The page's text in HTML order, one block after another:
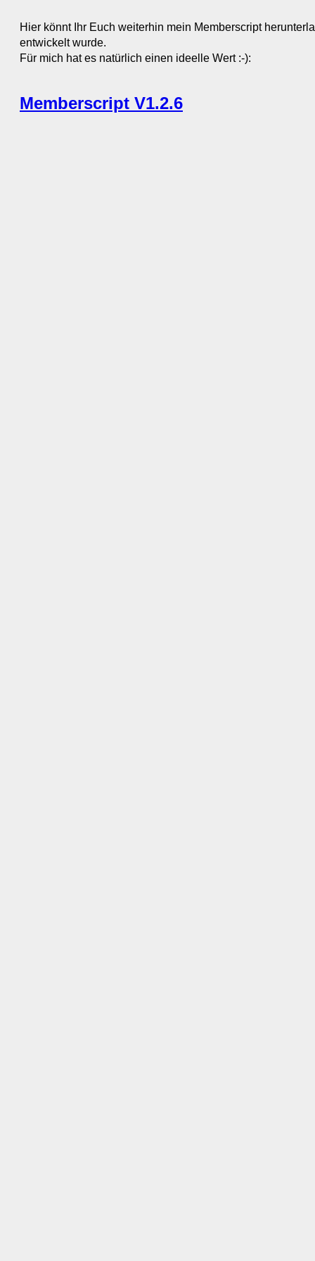
Hier könnt Ihr Euch weiterhin mein Memberscript
entwickelt wurde.
Für mich hat es natürlich einen ideelle Wert :-):
Memberscript V1.2.6